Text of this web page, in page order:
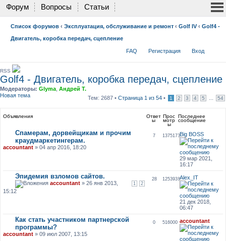
Форум Вопросы Статьи
Список форумов ‹ Эксплуатация, обслуживание и ремонт ‹ Golf IV ‹ Golf4 -
Двигатель, коробка передач, сцепление
FAQ Регистрация Вход
RSS
Golf4 - Двигатель, коробка передач, сцепление
Модераторы: Glyma Андрей Т.
Новая тема
Тем: 2687 • Страница 1 из 54 • 1 2 3 4 5 54
Объявления Ответ
ы
Прос
мотр
ы
Последнее
сообщение
Спамерам, дорвейщикам и прочим
краудмаркетингерам.
accountant» 04 апр 2016, 18:20
7 1375173Big BOSS
29 мар 2021,
16:17
Эпидемия взломов сайтов.
1 2
accountant» 26 янв 2013,
15:12
28 1253938Alex_IT
21 дек 2018,
06:47
Как стать участником партнерской
программы?
accountant» 09 июл 2007, 13:15
0 516000 accountant